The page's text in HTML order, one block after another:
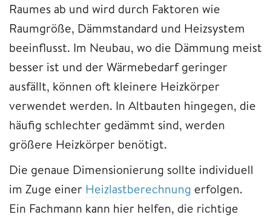
Raumes ab und wird durch Faktoren wie
Raumgröße, Dämmstandard und Heizsystem
beeinflusst. Im Neubau, wo die Dämmung meist
besser ist und der Wärmebedarf geringer
ausfällt, können oft kleinere Heizkörper
verwendet werden. In Altbauten hingegen, die
häufig schlechter gedämmt sind, werden
größere Heizkörper benötigt.
Die genaue Dimensionierung sollte individuell
im Zuge einer Heizlastberechnung erfolgen.
Ein Fachmann kann hier helfen, die richtige